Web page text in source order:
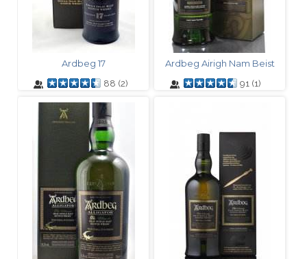
Ardbeg 17
88 (2)
Ardbeg Airigh Nam Beist
91 (1)